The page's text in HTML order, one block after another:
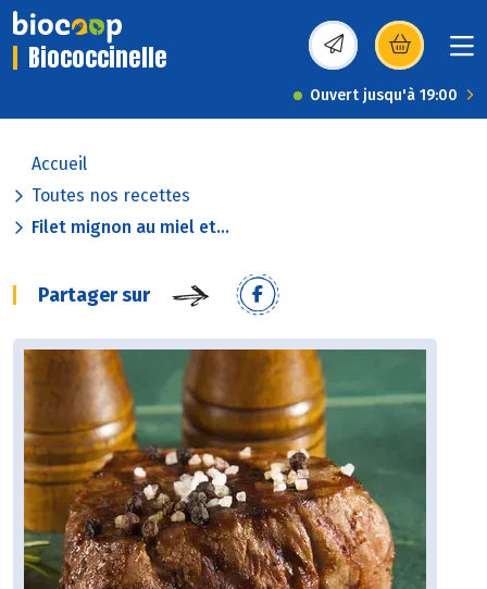
Biococcinelle (s’ouvre dans une
Ouvert jusqu'à 19:00
Accueil
Toutes nos recettes
Filet mignon au miel et...
Partager sur